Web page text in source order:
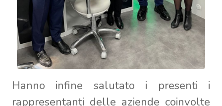
Hanno infine salutato i presenti i
rappresentanti delle aziende coinvolte